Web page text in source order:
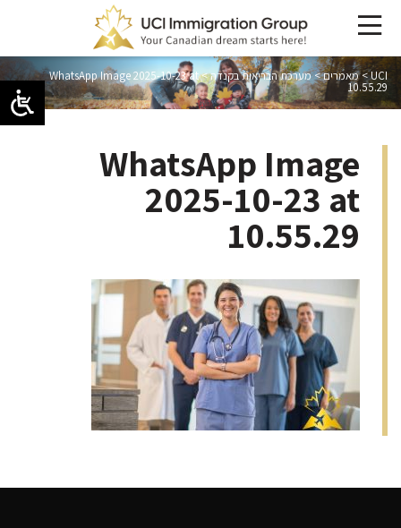
UCI
>מאמרים>מערכת הבריאות בקנדה>
WhatsApp Image 2025-10-23 at
10.55.29
WhatsApp Image
2025-10-23 at
10.55.29